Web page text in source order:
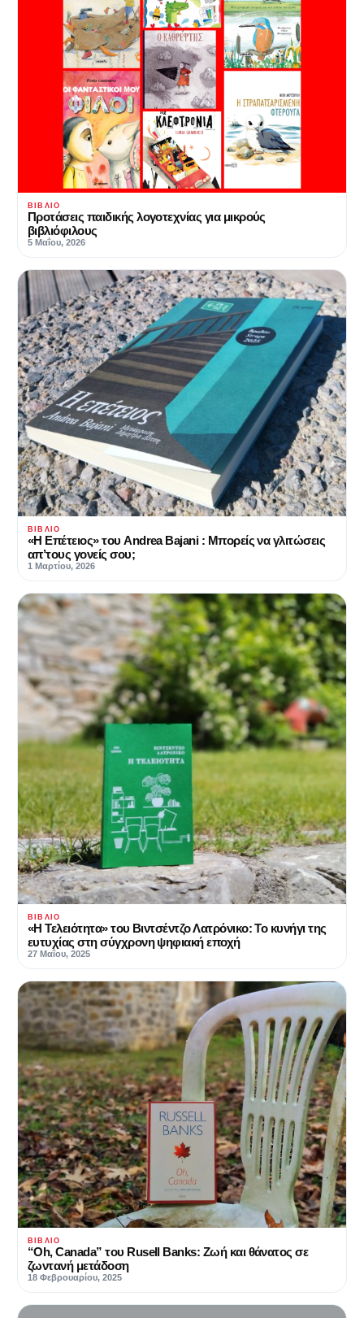
ΒΙΒΛΊΟ
Προτάσεις παιδικής λογοτεχνίας για μικρούς
βιβλιόφιλους
5 Μαΐου, 2026
ΒΙΒΛΊΟ
«Η Επέτειος» του Andrea Bajani : Μπορείς να γλιτώσεις
απ’τους γονείς σου;
1 Μαρτίου, 2026
ΒΙΒΛΊΟ
«Η Τελειότητα» του Βιντσέντζο Λατρόνικο: Το κυνήγι της
ευτυχίας στη σύγχρονη ψηφιακή εποχή
27 Μαΐου, 2025
ΒΙΒΛΊΟ
“Oh, Canada” του Rusell Banks: Ζωή και θάνατος σε
ζωντανή μετάδοση
18 Φεβρουαρίου, 2025